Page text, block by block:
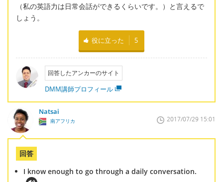
（私の英語力は日常会話ができるくらいです。）と言えるで
しょう。
役に立った 5
回答したアンカーのサイト
DMM講師プロフィール
Natsai
南アフリカ 2017/07/29 15:01
回答
I know enough to go through a daily conversation.